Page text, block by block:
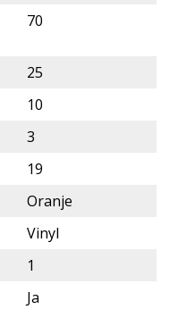
70
25
10
3
19
Oranje
Vinyl
1
Ja